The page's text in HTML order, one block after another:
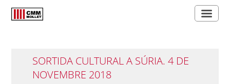
SORTIDA CULTURAL A SÚRIA. 4 DE
NOVEMBRE 2018